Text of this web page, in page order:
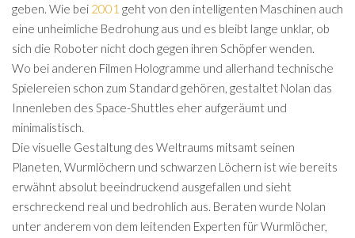
geben. Wie bei 2001 geht von den intelligenten Maschinen auch
eine unheimliche Bedrohung aus und es bleibt lange unklar, ob
sich die Roboter nicht doch gegen ihren Schöpfer wenden.
Wo bei anderen Filmen Hologramme und allerhand technische
Spielereien schon zum Standard gehören, gestaltet Nolan das
Innenleben des Space-Shuttles eher aufgeräumt und
minimalistisch.
Die visuelle Gestaltung des Weltraums mitsamt seinen
Planeten, Wurmlöchern und schwarzen Löchern ist wie bereits
erwähnt absolut beeindruckend ausgefallen und sieht
erschreckend real und bedrohlich aus. Beraten wurde Nolan
unter anderem von dem leitenden Experten für Wurmlöcher,